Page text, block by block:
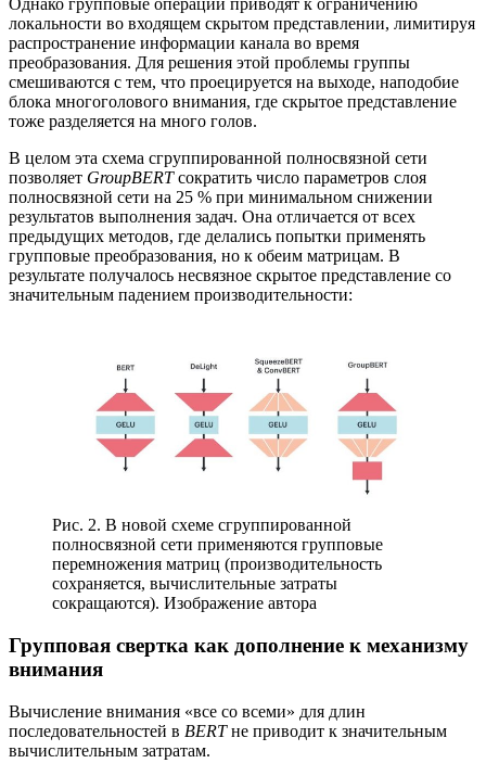
Однако групповые операции приводят к ограничению
локальности во входящем скрытом представлении, лимитируя
распространение информации канала во время
преобразования. Для решения этой проблемы группы
смешиваются с тем, что проецируется на выходе, наподобие
блока многоголового внимания, где скрытое представление
тоже разделяется на много голов.
В целом эта схема сгруппированной полносвязной сети
позволяет GroupBERTсократить число параметров слоя
полносвязной сети на 25 % при минимальном снижении
результатов выполнения задач. Она отличается от всех
предыдущих методов, где делались попытки применять
групповые преобразования, но к обеим матрицам. В
результате получалось несвязное скрытое представление со
значительным падением производительности:
Рис. 2. В новой схеме сгруппированной
полносвязной сети применяются групповые
перемножения матриц (производительность
сохраняется, вычислительные затраты
сокращаются). Изображение автора
Групповая свертка как дополнение к механизму
внимания
Вычисление внимания «все со всеми» для длин
последовательностей в BERTне приводит к значительным
вычислительным затратам.